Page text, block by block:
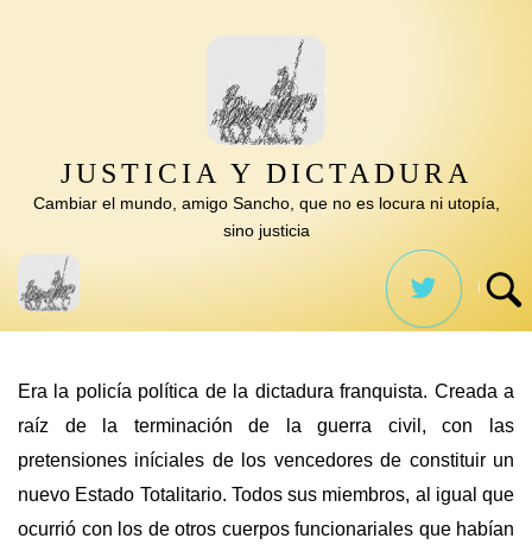
JUSTICIA Y DICTADURA
Cambiar el mundo, amigo Sancho, que no es locura ni utopía,
sino justicia
Era la policía política de la dictadura franquista. Creada a
raíz de la terminación de la guerra civil, con las
pretensiones iníciales de los vencedores de constituir un
nuevo Estado Totalitario. Todos sus miembros, al igual que
ocurrió con los de otros cuerpos funcionariales que habían